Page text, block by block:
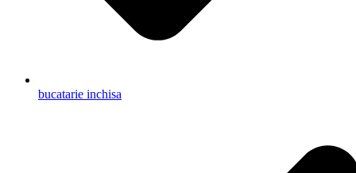
bucatarie inchisa